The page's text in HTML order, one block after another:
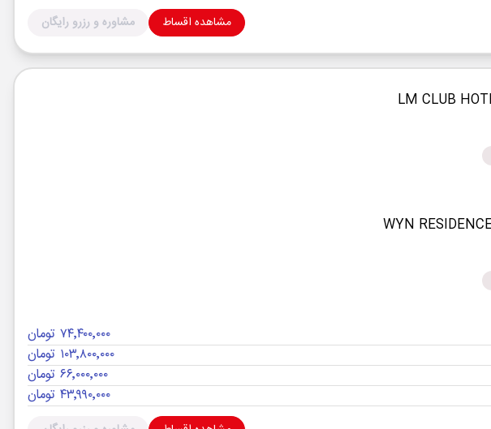
مشاهده اقساط مشاوره و رزرو رایگان
۷۴٬۴۰۰٬۰۰۰ تومان
۱۰۳٬۸۰۰٬۰۰۰ تومان
۶۶٬۰۰۰٬۰۰۰ تومان
۴۳٬۹۹۰٬۰۰۰ تومان